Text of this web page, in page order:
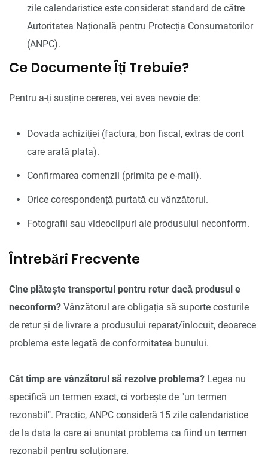
zile calendaristice este considerat standard de către
Autoritatea Națională pentru Protecția Consumatorilor
(ANPC).
Ce Documente Îți Trebuie?
Pentru a-ți susține cererea, vei avea nevoie de:
Dovada achiziției (factura, bon fiscal, extras de cont
care arată plata).
Confirmarea comenzii (primita pe e-mail).
Orice corespondență purtată cu vânzătorul.
Fotografii sau videoclipuri ale produsului neconform.
Întrebări Frecvente
Cine plătește transportul pentru retur dacă produsul e
neconform? Vânzătorul are obligația să suporte costurile
de retur și de livrare a produsului reparat/înlocuit, deoarece
problema este legată de conformitatea bunului.
Cât timp are vânzătorul să rezolve problema? Legea nu
specifică un termen exact, ci vorbește de "un termen
rezonabil". Practic, ANPC consideră 15 zile calendaristice
de la data la care ai anunțat problema ca fiind un termen
rezonabil pentru soluționare.